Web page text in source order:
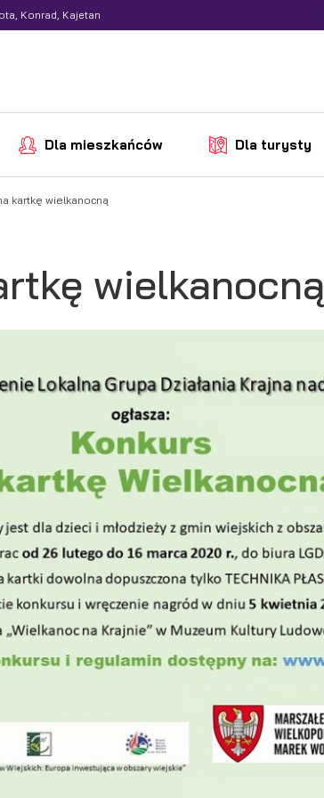
Konrad, Kajetan
Dla mieszkańców Dla turysty
kartkę wielkanocną
wielkanocną